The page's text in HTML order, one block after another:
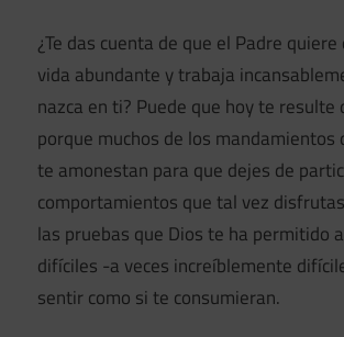
¿Te das cuenta de que el Padre
vida abundante y trabaja
nazca en ti? Puede que hoy te resulte
porque muchos de los mandamientos
te amonestan para que dejes de
comportamientos que tal vez
las pruebas que Dios te ha permitido
difíciles -a veces increíblemente
sentir como si te consumieran.